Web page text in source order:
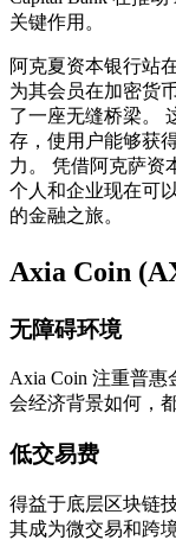
关键作用。
阿克夏资本银行站
为其会员在加密货
了一座无缝桥梁。
存，使用户能够获
力。 凭借阿克萨资
个人和企业现在可
的金融之旅。
Axia Coin
无障碍环境
Axia Coin 注重普
会经济背景如何，
低交易费
得益于底层区块链
其成为微交易和跨